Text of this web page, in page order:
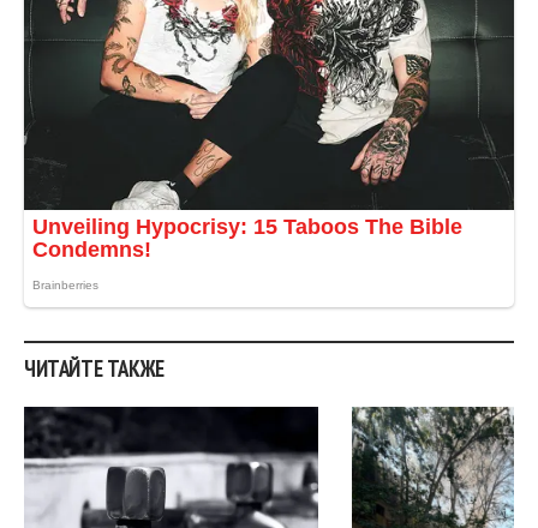
ЧИТАЙТЕ ТАКЖЕ